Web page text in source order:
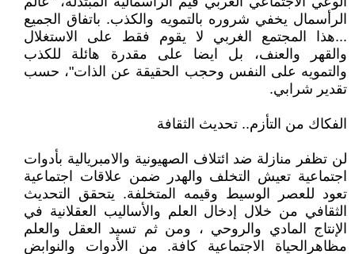
الرأسمال يخفي شروره بالتمويه والكذب. باتفاق الجميع
...هذا المجتمع الغربي لا يقوم فقط على الاستغلال
والقهر والعنف، بل ايضا على مقدرة هائلة للكذب
والتمويه على النفس وحجب الحقيقة عن الذات"، حسب
تقدير شرابي.
الفكاك من التأزم.. تحديث الثقافة
لن تظفر منازلة ضد ائتلاف الصهيونية والامبريالية بأدوات
اجتماعية تعيش التخلف والهدر ضمن علاقات اجتماعية
تعود للعصر الوسيط وقيمه المتخلفة. يتحقق التحديث
الثقافي من خلال إدخال العلم والأساليب العقلانية في
الإنتاج المادي والروحي ، ومن ثم تسيد العقل والعلم
مظاهرالحياة الاجتماعية كافة. من الأدوات والنوابض